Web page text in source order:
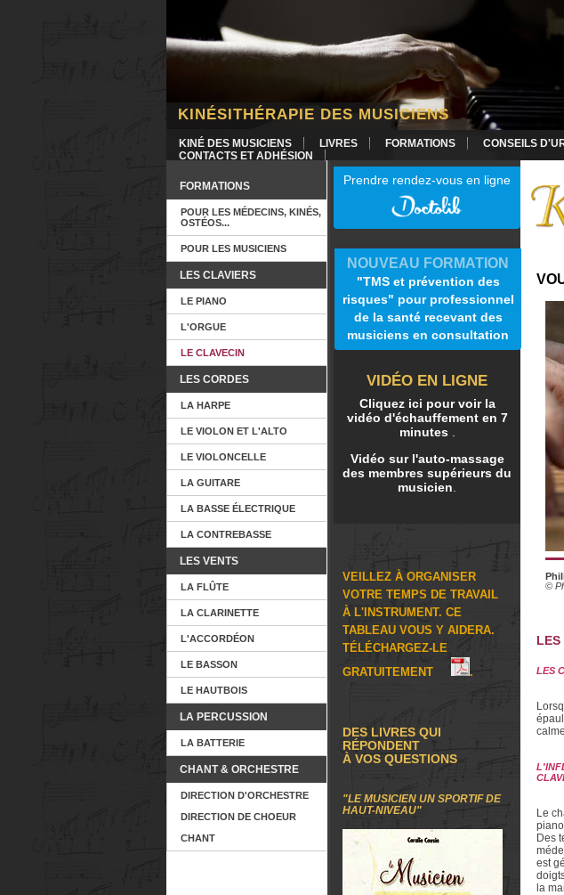
KINÉSITHÉRAPIE DES MUSICIENS
KINÉ DES MUSICIENS LIVRES FORMATIONS CONSEILS
CONTACTS ET ADHÉSION
FORMATIONS
POUR LES MÉDECINS, KINÉS,
OSTÉOS...
POUR LES MUSICIENS
LES CLAVIERS
LE PIANO
L'ORGUE
LE CLAVECIN
LES CORDES
LA HARPE
LE VIOLON ET L'ALTO
LE VIOLONCELLE
LA GUITARE
LA BASSE ÉLECTRIQUE
LA CONTREBASSE
LES VENTS
LA FLÛTE
LA CLARINETTE
L'ACCORDÉON
LE BASSON
LE HAUTBOIS
LA PERCUSSION
LA BATTERIE
CHANT & ORCHESTRE
DIRECTION D'ORCHESTRE
DIRECTION DE CHOEUR
CHANT
Prendre rendez-vous en ligne
NOUVEAU FORMATION
"TMS et prévention des
risques" pour professionnel
de la santé recevant des
musiciens en consultation
VIDÉO EN LIGNE
Cliquez ici pour voir la
vidéo d'échauffement en 7
minutes
Vidéo sur l'auto-massage
des membres supérieurs du
musicien
VEILLEZ À ORGANISER
VOTRE TEMPS DE TRAVAIL
À L'INSTRUMENT. CE
TABLEAU VOUS Y AIDERA.
TÉLÉCHARGEZ-LE
GRATUITEMENT
.
DES LIVRES QUI
RÉPONDENT
À VOS QUESTIONS
"LE MUSICIEN UN SPORTIF DE
HAUT-NIVEAU"
©
LES
LES
Le
Des
est
la